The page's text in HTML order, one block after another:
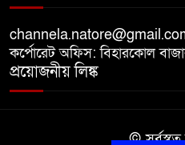
দুলু
কর্পোরেট অফিস: বিহারকোল
প্রয়োজনীয় লিঙ্ক
©